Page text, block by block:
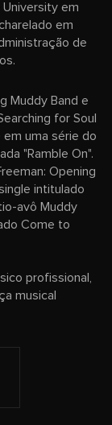
em
em
de
Muddy Band e
for Soul
em uma série do
"Ramble On".
Opening
intitulado
avô Muddy
Come to
profissional,
musical